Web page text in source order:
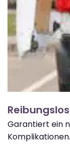
Garantiert ein
Komplikationen.